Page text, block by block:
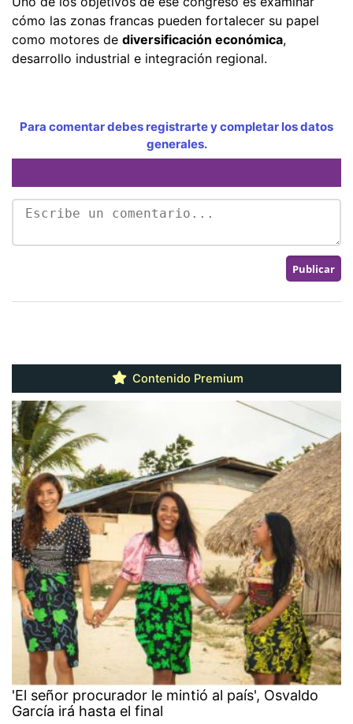
cómo las zonas francas pueden fortalecer su papel
como motores de diversificación económica,
desarrollo industrial e integración regional.
Para comentar debes registrarte y completar los datos
generales.
Contenido Premium
'El señor procurador le mintió al país', Osvaldo
García irá hasta el final